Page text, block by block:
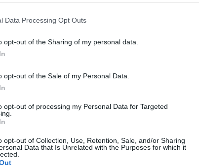
Data Processing Opt Outs
opt-out of the Sharing of my personal data.
opt-out of the Sale of my Personal Data.
opt-out of processing my Personal Data for Targeted
opt-out of Collection, Use, Retention, Sale, and/or Sharing
Data that Is Unrelated with the Purposes for which it
Σύσκεψη στο Υπουργείο Αγροτικής
στην Κροατία – Εισηγητές: